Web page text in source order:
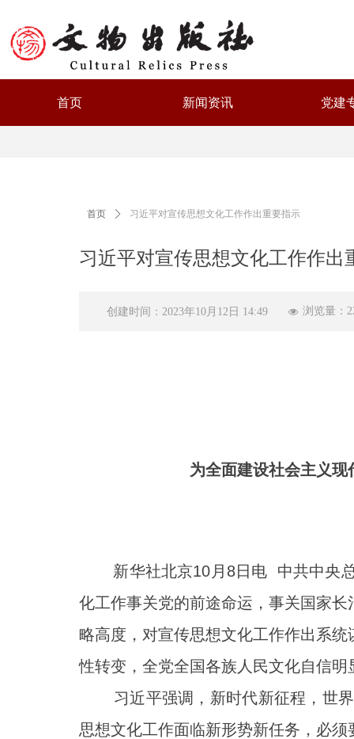
首页 新闻资讯 党建
习近平对宣传思想文化工作作出
为全面建设社会主义
新华社北京10月8日电 中共中央总
化工作事关党的前途命运，事关国家
略高度，对宣传思想文化工作作出系
性转变，全党全国各族人民文化自信
习近平强调，新时代新征程，世界
思想文化工作面临新形势新任务，必
创建时间： 2023年10月12日 14:49 넶 浏览量：
首页 ꄲ 习近平对宣传思想文化工作作出重要指示